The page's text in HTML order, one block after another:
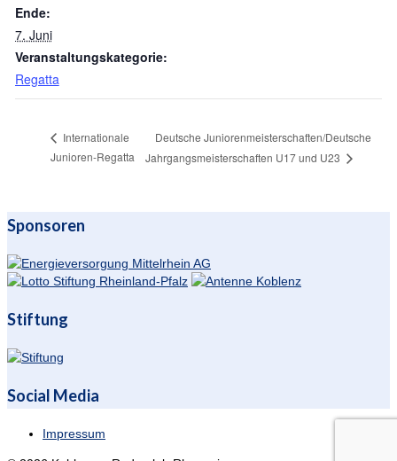
Ende:
7. Juni
Veranstaltungskategorie:
Regatta
Internationale
Junioren-Regatta
Deutsche Juniorenmeisterschaften/Deutsche
Jahrgangsmeisterschaften U17 und U23
Sponsoren
Stiftung
Social Media
Impressum